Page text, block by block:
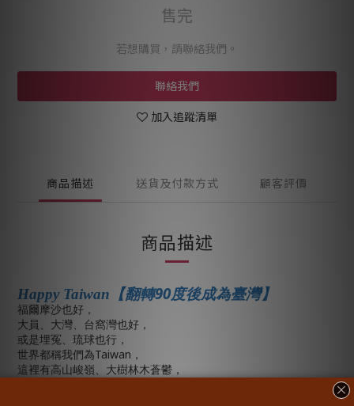
售完
若想購買，請聯絡我們。
聯絡我們
加入追蹤清單
商品描述 送貨及付款方式 顧客評價
商品描述
Happy Taiwan 【翻轉90度後成為臺灣】
福爾摩沙也好，
大員、大灣、台窩灣也好，
或是埋冤、琉球也行，
世界都稱我們為Taiwan ，
這裡有高山峻嶺、大樹林木蒼鬱，